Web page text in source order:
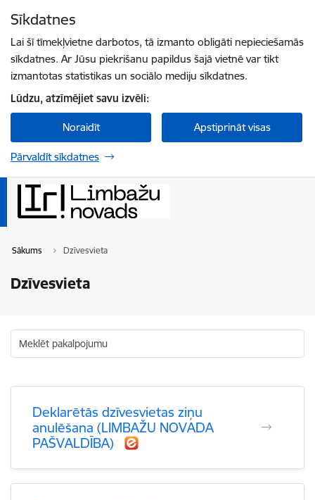
Sīkdatnes
Lai šī tīmekļvietne darbotos, tā izmanto obligāti nepieciešamās
sīkdatnes. Ar Jūsu piekrišanu papildus šajā vietnē var tikt
izmantotas statistikas un sociālo mediju sīkdatnes.
Lūdzu, atzīmējiet savu izvēli:
Noraidīt Apstiprināt visas
Pārvaldīt sīkdatnes
Sākums Dzīvesvieta
Dzīvesvieta
Meklēt pakalpojumu
Deklarētās dzīvesvietas ziņu
anulēšana (LIMBAŽU NOVADA
PAŠVALDĪBA)